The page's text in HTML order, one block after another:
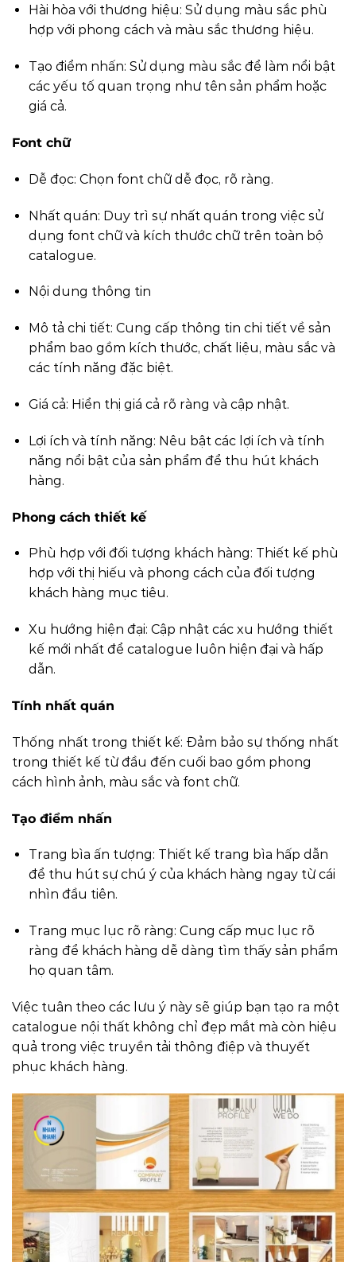
Hài hòa với thương hiệu: Sử dụng màu sắc phù
hợp với phong cách và màu sắc thương hiệu.
Tạo điểm nhấn: Sử dụng màu sắc để làm nổi bật
các yếu tố quan trọng như tên sản phẩm hoặc
giá cả.
Font chữ
Dễ đọc: Chọn font chữ dễ đọc, rõ ràng.
Nhất quán: Duy trì sự nhất quán trong việc sử
dụng font chữ và kích thước chữ trên toàn bộ
catalogue.
Nội dung thông tin
Mô tả chi tiết: Cung cấp thông tin chi tiết về sản
phẩm bao gồm kích thước, chất liệu, màu sắc và
các tính năng đặc biệt.
Giá cả: Hiển thị giá cả rõ ràng và cập nhật.
Lợi ích và tính năng: Nêu bật các lợi ích và tính
năng nổi bật của sản phẩm để thu hút khách
hàng.
Phong cách thiết kế
Phù hợp với đối tượng khách hàng: Thiết kế phù
hợp với thị hiếu và phong cách của đối tượng
khách hàng mục tiêu.
Xu hướng hiện đại: Cập nhật các xu hướng thiết
kế mới nhất để catalogue luôn hiện đại và hấp
dẫn.
Tính nhất quán
Thống nhất trong thiết kế: Đảm bảo sự thống nhất
trong thiết kế từ đầu đến cuối bao gồm phong
cách hình ảnh, màu sắc và font chữ.
Tạo điểm nhấn
Trang bìa ấn tượng: Thiết kế trang bìa hấp dẫn
để thu hút sự chú ý của khách hàng ngay từ cái
nhìn đầu tiên.
Trang mục lục rõ ràng: Cung cấp mục lục rõ
ràng để khách hàng dễ dàng tìm thấy sản phẩm
họ quan tâm.
Việc tuân theo các lưu ý này sẽ giúp bạn tạo ra một
catalogue nội thất không chỉ đẹp mắt mà còn hiệu
quả trong việc truyền tải thông điệp và thuyết
phục khách hàng.